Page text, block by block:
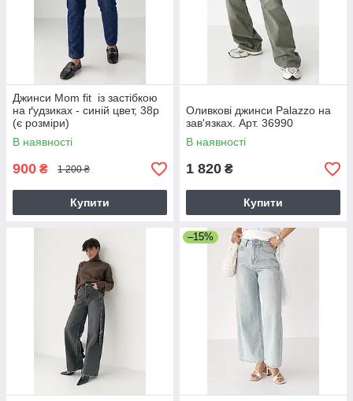
Джинси Mom fit із застібкою
на ґудзиках - синій цвет, 38р
(є розміри)
В наявності
900 ₴ 1 200 ₴
Купити
Оливкові джинси Palazzo на
зав'язках. Арт. 36990
В наявності
1 820 ₴
Купити
–15%